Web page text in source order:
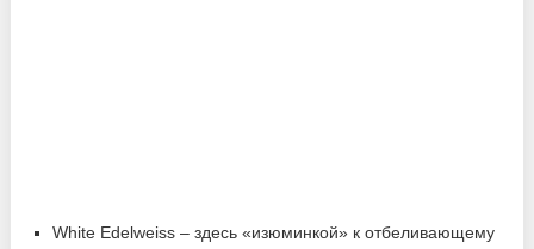
White Edelweiss – здесь «изюминкой» к отбеливающему